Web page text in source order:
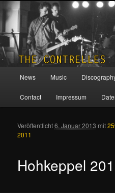
THE
Zum Inhalt wechseln
Zum sekundären Inhalt
News Music
Contact Impressum
Hohkeppel
Veröffentlicht6. Januar 2013 mit
2011